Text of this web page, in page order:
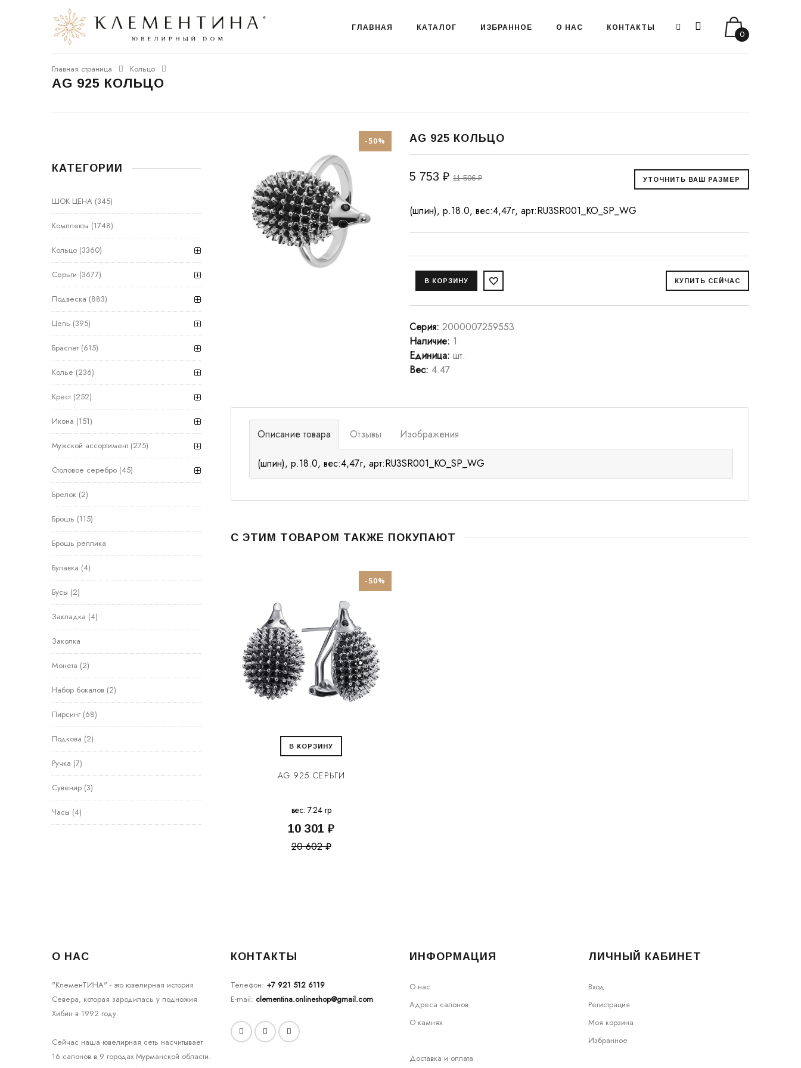
0
ГЛАВНАЯ КАТАЛОГ ИЗБРАННОЕ О НАС КОНТАКТЫ
Главная страница Кольцо
AG 925 КОЛЬЦО
-50% AG 925 КОЛЬЦО
5 753 ₽ 11 506 ₽
(шпин), р.18.0, вес:4,47г, арт:RU3SR001_KO_SP_WG
Серия: 2000007259553
Наличие: 1
Единица: шт.
Вес: 4.47
Описание товара
(шпин), р.18.0, вес:4,47г, арт:RU3SR001_KO_SP_WG
Отзывы Изображения
С ЭТИМ ТОВАРОМ ТАКЖЕ ПОКУПАЮТ
-50%
В КОРЗИНУ
AG 925 СЕРЬГИ
вес: 7.24 гр
10 301 ₽
20 602 ₽
КАТЕГОРИИ
ШОК ЦЕНА (345)
Комплекты (1748)
Кольцо (3360)
Серьги (3677)
Подвеска (883)
Цепь (395)
Браслет (615)
Колье (236)
Крест (252)
Икона (151)
Мужской ассортимент (275)
Столовое серебро (45)
Брелок (2)
Брошь (115)
Брошь реплика
Булавка (4)
Бусы (2)
Закладка (4)
Заколка
Монета (2)
Набор бокалов (2)
Пирсинг (68)
Подкова (2)
Ручка (7)
Сувенир (3)
Часы (4)
О НАС
"КлеменТИНА" - это ювелирная история
Севера, которая зародилась у подножия
Хибин в 1992 году.
Сейчас наша ювелирная сеть насчитывает
16 салонов в 9 городах Мурманской области.
КОНТАКТЫ
Телефон: +7 921 512 6119
E-mail: clementina.onlineshop@gmail.com
ИНФОРМАЦИЯ
О нас
Адреса салонов
О камнях
Доставка и оплата
ЛИЧНЫЙ КАБИНЕТ
Вход
Регистрация
Моя корзина
Избранное